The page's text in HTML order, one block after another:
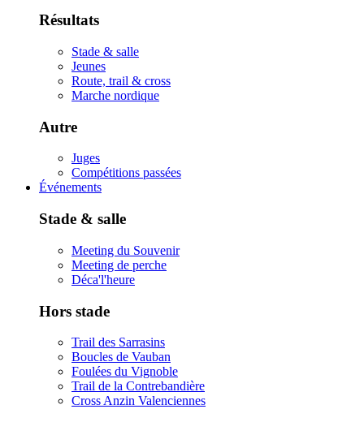
Résultats
Stade & salle
Jeunes
Route, trail & cross
Marche nordique
Autre
Juges
Compétitions passées
Événements
Stade & salle
Meeting du Souvenir
Meeting de perche
Déca'l'heure
Hors stade
Trail des Sarrasins
Boucles de Vauban
Foulées du Vignoble
Trail de la Contrebandière
Cross Anzin Valenciennes